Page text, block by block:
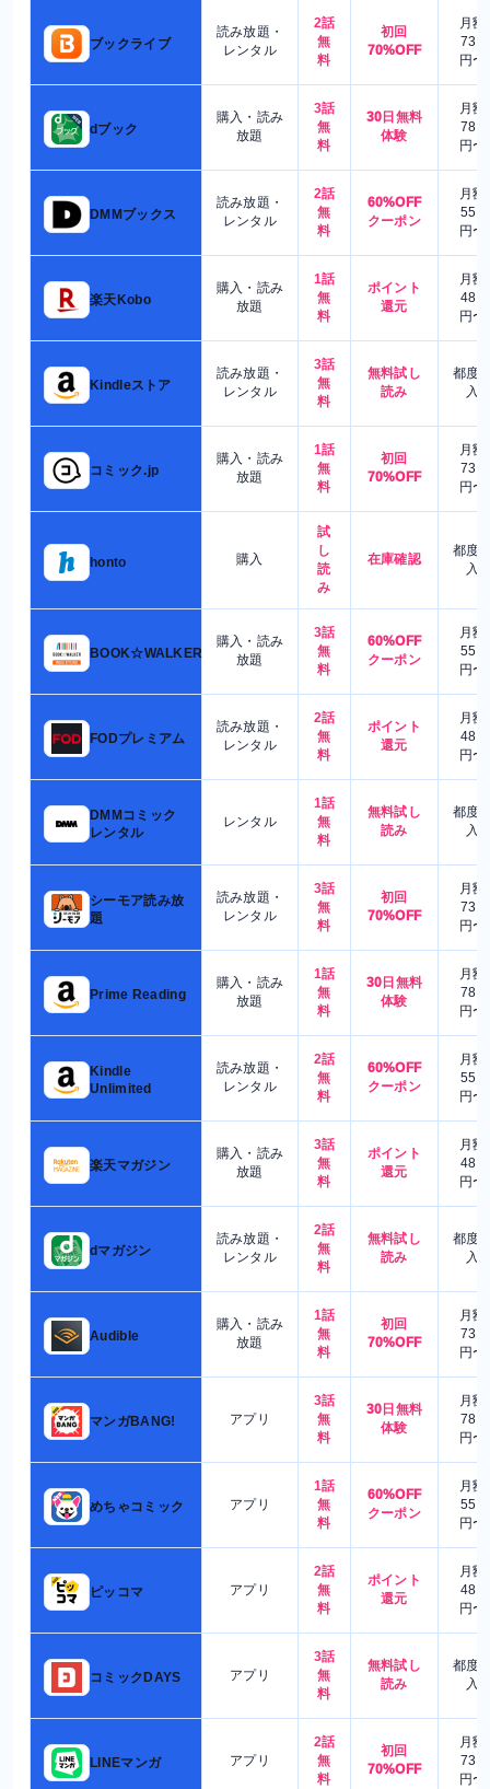
ブックライブ
読み放題・
レンタル
2話
無
料
初回
70%OFF
月額
730
円〜
dブック
購入・読み
放題
3話
無
料
30日無料
体験
月額
780
円〜
DMMブックス
読み放題・
レンタル
2話
無
料
60%OFF
クーポン
月額
550
円〜
楽天Kobo
購入・読み
放題
1話
無
料
ポイント
還元
月額
480
円〜
Kindleストア
読み放題・
レンタル
3話
無
料
無料試し
読み
都度
入
コミック.jp
購入・読み
放題
1話
無
料
初回
70%OFF
月額
730
円〜
honto 購入
試
し
読
み
在庫確認
都度
入
BOOK☆WALKER
購入・読み
放題
3話
無
料
60%OFF
クーポン
月額
550
円〜
FODプレミアム
読み放題・
レンタル
2話
無
料
ポイント
還元
月額
480
円〜
DMMコミック
レンタル
レンタル
1話
無
料
無料試し
読み
都度
入
シーモア読み放
題
読み放題・
レンタル
3話
無
料
初回
70%OFF
月額
730
円〜
Prime Reading
購入・読み
放題
1話
無
料
30日無料
体験
月額
780
円〜
Kindle
Unlimited
読み放題・
レンタル
2話
無
料
60%OFF
クーポン
月額
550
円〜
楽天マガジン
購入・読み
放題
3話
無
料
ポイント
還元
月額
480
円〜
dマガジン
読み放題・
レンタル
2話
無
料
無料試し
読み
都度
入
Audible
購入・読み
放題
1話
無
料
初回
70%OFF
月額
730
円〜
マンガBANG! アプリ
3話
無
料
30日無料
体験
月額
780
円〜
めちゃコミック アプリ
1話
無
料
60%OFF
クーポン
月額
550
円〜
ピッコマ アプリ
2話
無
料
ポイント
還元
月額
480
円〜
コミックDAYS アプリ
3話
無
料
無料試し
読み
都度
入
LINEマンガ アプリ
2話
無
料
初回
70%OFF
月額
730
円〜